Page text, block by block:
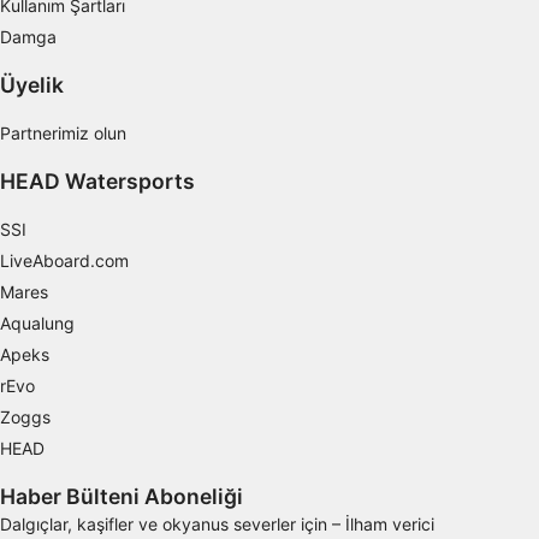
Kullanım Şartları
Damga
Üyelik
Partnerimiz olun
HEAD Watersports
SSI
LiveAboard.com
Mares
Aqualung
Apeks
rEvo
Zoggs
HEAD
Haber Bülteni Aboneliği
Dalgıçlar, kaşifler ve okyanus severler için – İlham verici
profilleri kullanmak
oluşturmak
Kişiselleştirilmiş içerik seçmek için profilleri
Reklam performansını ölçmek
İstatistikler veya farklı kaynaklardan gelen
verilerin bileşimleri yoluyla hedef kitleleri
anlamak
Kesin coğrafi konum verilerini kullanmak